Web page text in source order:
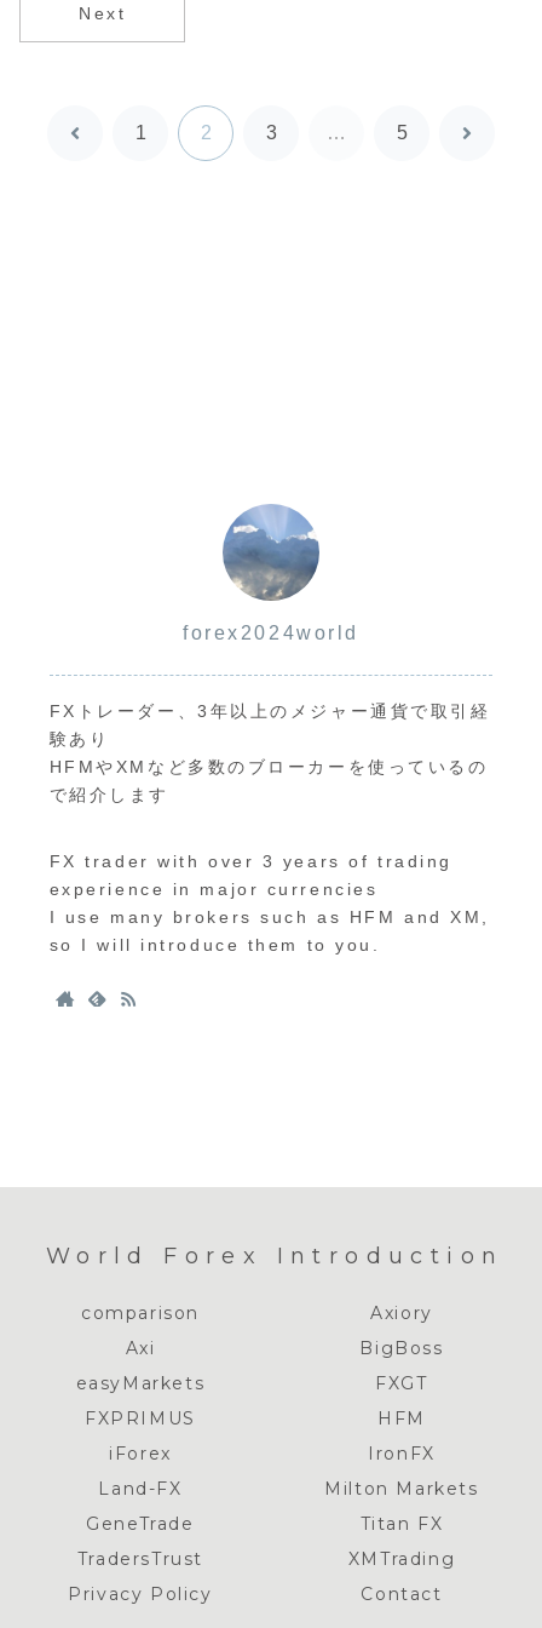
Next
前
1 2 3 … 5
次
forex2024world
FXトレーダー、3年以上のメジャー通貨で取引経
験あり
HFMやXMなど多数のブローカーを使っているの
で紹介します
FX trader with over 3 years of trading
experience in major currencies
I use many brokers such as HFM and XM,
so I will introduce them to you.
World Forex Introduction
comparison
Axiory
Axi
BigBoss
easyMarkets
FXGT
FXPRIMUS
HFM
iForex
IronFX
Land-FX
Milton Markets
GeneTrade
Titan FX
TradersTrust
XMTrading
Privacy Policy
Contact